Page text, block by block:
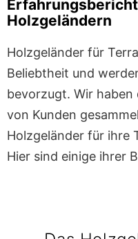
Holzgeländern
Holzgeländer für
Beliebtheit und
bevorzugt. Wir
von Kunden
Holzgeländer für ihre
Hier sind einige ihrer